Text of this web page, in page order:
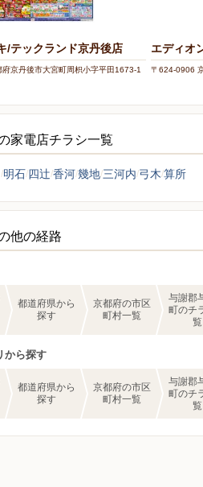
/テックランド京丹後店
京丹後市大宮町周枳小字平田1673-1
エディオ
〒624-0906
家電店チラシ一覧
明石 四辻 香河幾地 三河内 弓木 算所
他の経路
都道府県から
探す
京都府の市区
町村一覧
与謝郡
町のチ
覧
から探す
都道府県から
探す
京都府の市区
町村一覧
与謝郡
町のチ
覧